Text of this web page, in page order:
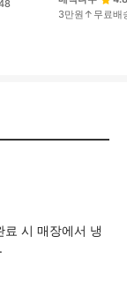
3만원↑무료배
시 매장에서 냉